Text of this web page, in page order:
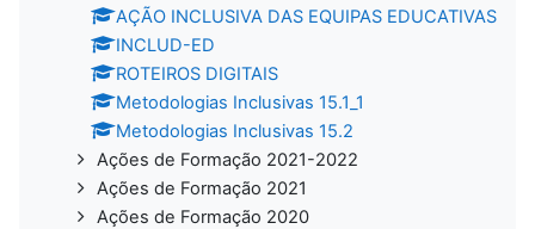
AÇÃO INCLUSIVA DAS EQUIPAS EDUCATIVAS
INCLUD-ED
ROTEIROS DIGITAIS
Metodologias Inclusivas 15.1_1
Metodologias Inclusivas 15.2
Ações de Formação 2021-2022
Ações de Formação 2021
Ações de Formação 2020